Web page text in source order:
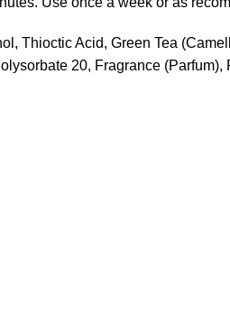
Thioctic Acid, Green Tea
20, Fragrance